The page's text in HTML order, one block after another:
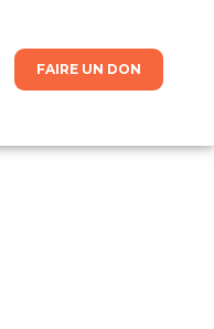
FAIRE UN DON